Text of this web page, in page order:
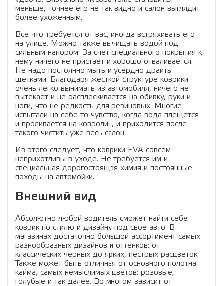
меньше, точнее его не так видно и салон выглядит
более ухоженным.
Всё что требуется от вас, иногда встряхивать его
на улице. Можно также вычищать водой под
сильным напором. За счет специального покрытия к
нему ничего не пристает и хорошо отваливается.
Не надо постоянно мыть и усердно драить
щетками. Благодаря жесткой структуре коврики
очень легко вынимать из автомобиля, ничего не
вытекает и не расплескивается на обивку, руки и
ноги, что не редкость для резиновых. Многие
испытали на себе то чувство, когда вода плещется
и проливается на ковролин, и приходится после
такого чистить уже весь салон.
Из этого следует, что коврики EVA совсем
неприхотливы в уходе. Не требуется им и
специальная дорогостоящая химия и постоянные
походы на автомойки.
Внешний вид
Абсолютно любой водитель сможет найти себе
коврик по стилю и дизайну под своё авто. В
магазинах достаточно большой ассортимент самых
разнообразных дизайнов и оттенков: от
классических черных до ярких, пестрых расцветок.
Также может быть отличная от основного полотна
кайма, самых немыслимых цветов: розовые,
голубые и так далее. Во многом зависит от